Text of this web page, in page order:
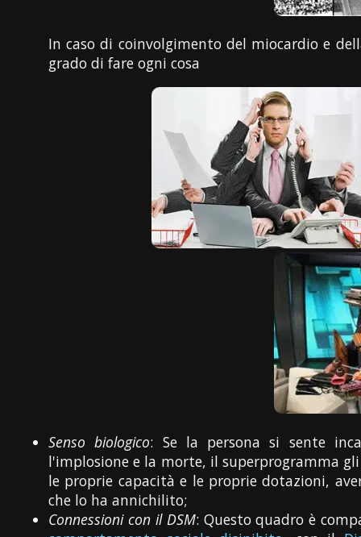
In caso di coinvolgimento del miocardio e
grado di fare ogni cosa
Senso biologico: Se la persona si sente
l'implosione e la morte, il superprogramma
le proprie capacità e le proprie dotazioni,
che lo ha annichilito;
Connessioni con il DSM: Questo quadro è